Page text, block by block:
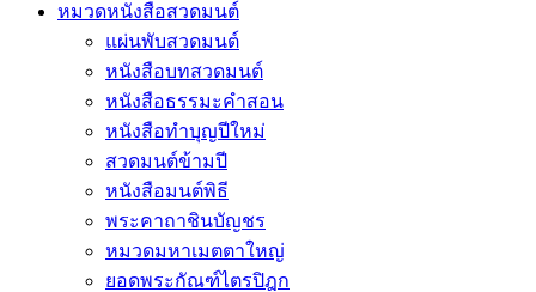
หมวดหนังสือสวดมนต์
แผ่นพับสวดมนต์
หนังสือบทสวดมนต์
หนังสือธรรมะคำสอน
หนังสือทำบุญปีใหม่
สวดมนต์ข้ามปี
หนังสือมนต์พิธี
พระคาถาชินบัญชร
หมวดมหาเมตตาใหญ่
ยอดพระกัณฑ์ไตรปิฎก